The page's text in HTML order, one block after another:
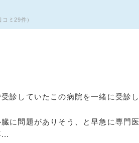
ミ29件）
診していたこの病院を一緒に受診し
に問題がありそう、と早急に専門医